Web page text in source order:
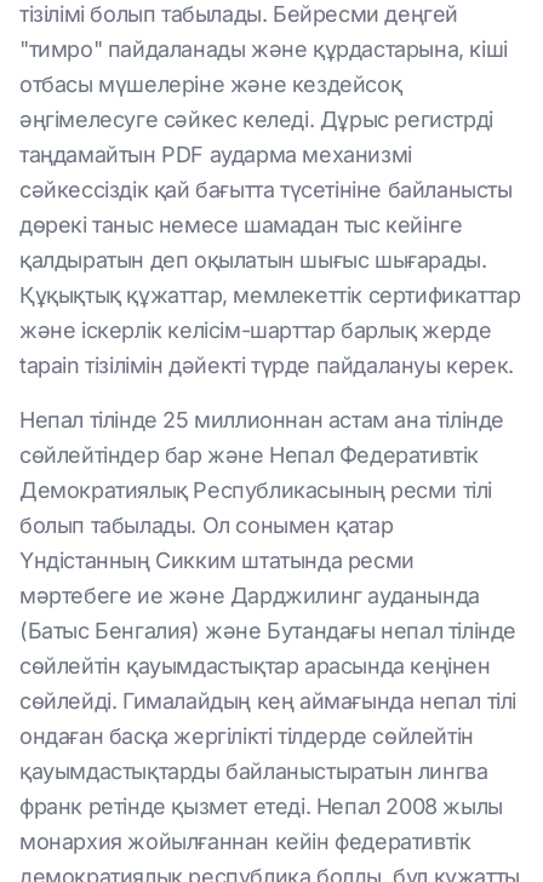
тізілімі болып табылады. Бейресми деңгей
"тимро" пайдаланады және құрдастарына, кіші
отбасы мүшелеріне және кездейсоқ
әңгімелесуге сәйкес келеді. Дұрыс регистрді
таңдамайтын PDF аударма механизмі
сәйкессіздік қай бағытта түсетініне байланысты
дөрекі таныс немесе шамадан тыс кейінге
қалдыратын деп оқылатын шығыс шығарады.
Құқықтық құжаттар, мемлекеттік сертификаттар
және іскерлік келісім-шарттар барлық жерде
tapain тізілімін дәйекті түрде пайдалануы керек.
Непал тілінде 25 миллионнан астам ана тілінде
сөйлейтіндер бар және Непал Федеративтік
Демократиялық Республикасының ресми тілі
болып табылады. Ол сонымен қатар
Үндістанның Сикким штатында ресми
мәртебеге ие және Дарджилинг ауданында
(Батыс Бенгалия) және Бутандағы непал тілінде
сөйлейтін қауымдастықтар арасында кеңінен
сөйлейді. Гималайдың кең аймағында непал тілі
ондаған басқа жергілікті тілдерде сөйлейтін
қауымдастықтарды байланыстыратын лингва
франк ретінде қызмет етеді. Непал 2008 жылы
монархия жойылғаннан кейін федеративтік
демократиялық республика болды, бұл құжатты